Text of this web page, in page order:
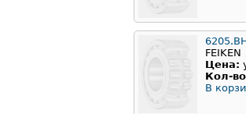
FEIKEN
Цена:
Кол-
В